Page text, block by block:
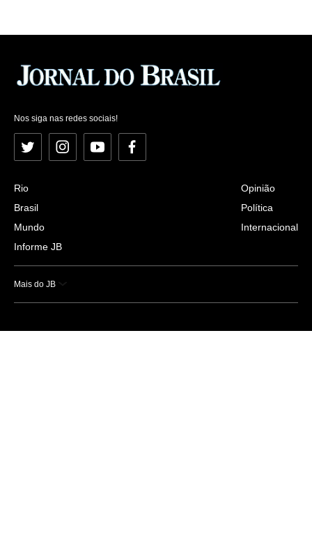
Nos siga nas redes sociais!
Twitter InstagramYouTubeFacebook
Rio
Brasil
Mundo
Informe JB
Opinião
Política
Internacional
Mais do JB
Esportes